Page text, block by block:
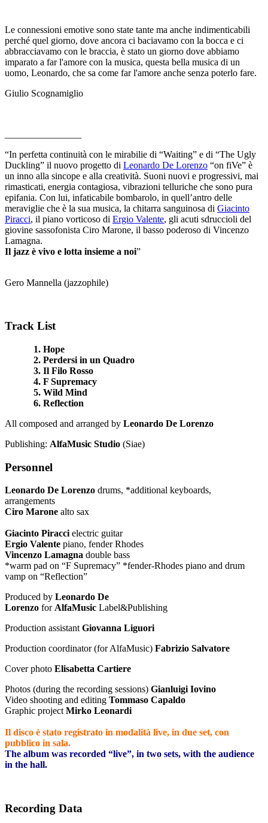
Le connessioni emotive sono state tante ma anche indimenticabili
perché quel giorno, dove ancora ci baciavamo con la bocca e ci
abbracciavamo con le braccia, è stato un giorno dove abbiamo
imparato a far l'amore con la musica, questa bella musica di un
uomo, Leonardo, che sa come far l'amore anche senza poterlo fare.
Giulio Scognamiglio
“In perfetta continuità con le mirabilie di “Waiting” e di “The Ugly
Duckling” il nuovo progetto di Leonardo De Lorenzo “on fiVe” è
un inno alla sincope e alla creatività. Suoni nuovi e progressivi, mai
rimasticati, energia contagiosa, vibrazioni telluriche che sono pura
epifania. Con lui, infaticabile bombarolo, in quell’antro delle
meraviglie che è la sua musica, la chitarra sanguinosa di Giacinto
Piracci, il piano vorticoso di Ergio Valente, gli acuti sdruccioli del
giovine sassofonista Ciro Marone, il basso poderoso di Vincenzo
Lamagna.
Il jazz è vivo e lotta insieme a noi”
Gero Mannella (jazzophile)
Track List
1. Hope
2. Perdersi in un Quadro
3. Il Filo Rosso
4. F Supremacy
5. Wild Mind
6. Reflection
All composed and arranged by Leonardo De Lorenzo
Publishing: AlfaMusic Studio (Siae)
Personnel
Leonardo De Lorenzo drums, *additional keyboards,
arrangements
Ciro Marone alto sax
Giacinto Piraccielectric guitar
Ergio Valente piano, fender Rhodes
Vincenzo Lamagna double bass
*warm pad on “F Supremacy” *fender-Rhodes piano and drum
vamp on “Reflection”
Produced by Leonardo De
Lorenzo forAlfaMusic Label&Publishing
Production assistantGiovanna Liguori
Production coordinator (for AlfaMusic) Fabrizio Salvatore
Cover photo Elisabetta Cartiere
Photos (during the recording sessions) Gianluigi Iovino
Video shooting and editing Tommaso Capaldo
Graphic projectMirko Leonardi
Il disco è stato registrato in modalità live, in due set, con
pubblico in sala.
The album was recorded “live”, in two sets, with the audience
in the hall.
Recording Data